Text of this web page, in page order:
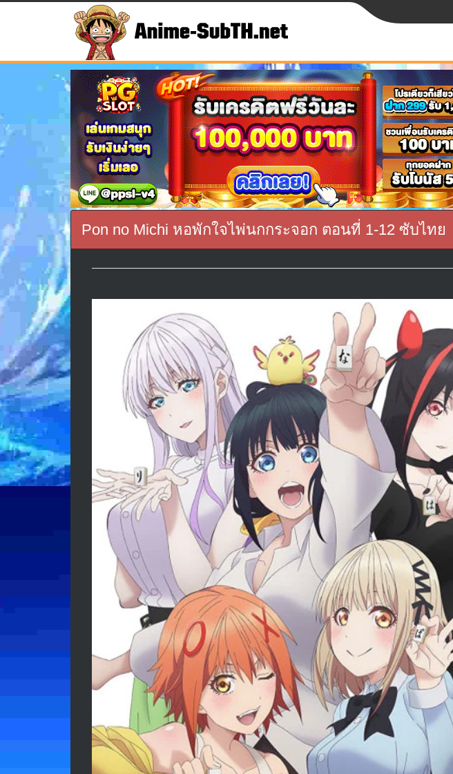
Pon no Michi หอพักใจไพ่นกกระจอก ตอนที่ 1-12 ซับไทย